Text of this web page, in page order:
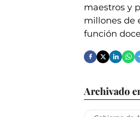
maestros y
millones de
función
Archivado